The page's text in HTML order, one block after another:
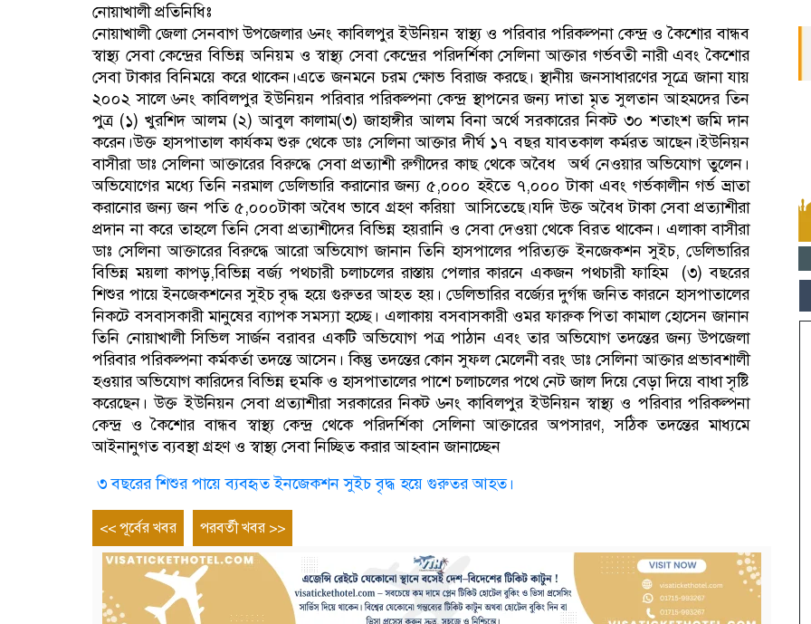
নোয়াখালী প্রতিনিধিঃ
নোয়াখালী জেলা সেনবাগ উপজেলার ৬নং কাবিলপুর ইউনিয়ন স্বাস্থ্য ও পরিবার পরিকল্পনা কেন্দ্র ও কৈশোর বান্ধব
স্বাস্থ্য সেবা কেন্দ্রের বিভিন্ন অনিয়ম ও স্বাস্থ্য সেবা কেন্দ্রের পরিদর্শিকা সেলিনা আক্তার গর্ভবতী নারী এবং কৈশোর
সেবা টাকার বিনিময়ে করে থাকেন।এতে জনমনে চরম ক্ষোভ বিরাজ করছে। স্থানীয় জনসাধারণের সূত্রে জানা যায়
২০০২ সালে ৬নং কাবিলপুর ইউনিয়ন পরিবার পরিকল্পনা কেন্দ্র স্থাপনের জন্য দাতা মৃত সুলতান আহমদের তিন
পুত্র (১) খুরশিদ আলম (২) আবুল কালাম(৩) জাহাঙ্গীর আলম বিনা অর্থে সরকারের নিকট ৩০ শতাংশ জমি দান
করেন।উক্ত হাসপাতাল কার্যকম শুরু থেকে ডাঃ সেলিনা আক্তার দীর্ঘ ১৭ বছর যাবতকাল কর্মরত আছেন।ইউনিয়ন
বাসীরা ডাঃ সেলিনা আক্তারের বিরুদ্ধে সেবা প্রত্যাশী রুগীদের কাছ থেকে অবৈধ অর্থ নেওয়ার অভিযোগ তুলেন।
অভিযোগের মধ্যে তিনি নরমাল ডেলিভারি করানোর জন্য ৫,০০০ হইতে ৭,০০০ টাকা এবং গর্ভকালীন গর্ভ ভ্রাতা
করানোর জন্য জন পতি ৫,০০০টাকা অবৈধ ভাবে গ্রহণ করিয়া আসিতেছে।যদি উক্ত অবৈধ টাকা সেবা প্রত্যাশীরা
প্রদান না করে তাহলে তিনি সেবা প্রত্যাশীদের বিভিন্ন হয়রানি ও সেবা দেওয়া থেকে বিরত থাকেন। এলাকা বাসীরা
ডাঃ সেলিনা আক্তারের বিরুদ্ধে আরো অভিযোগ জানান তিনি হাসপালের পরিত্যক্ত ইনজেকশন সুইচ, ডেলিভারির
বিভিন্ন ময়লা কাপড়,বিভিন্ন বর্জ্য পথচারী চলাচলের রাস্তায় পেলার কারনে একজন পথচারী ফাহিম (৩) বছরের
শিশুর পায়ে ইনজেকশনের সুইচ বৃদ্ধ হয়ে গুরুতর আহত হয়। ডেলিভারির বর্জ্যের দুর্গন্ধ জনিত কারনে হাসপাতালের
নিকটে বসবাসকারী মানুষের ব্যাপক সমস্যা হচ্ছে। এলাকায় বসবাসকারী ওমর ফারুক পিতা কামাল হোসেন জানান
তিনি নোয়াখালী সিভিল সার্জন বরাবর একটি অভিযোগ পত্র পাঠান এবং তার অভিযোগ তদন্তের জন্য উপজেলা
পরিবার পরিকল্পনা কর্মকর্তা তদন্তে আসেন। কিন্তু তদন্তের কোন সুফল মেলেনী বরং ডাঃ সেলিনা আক্তার প্রভাবশালী
হওয়ার অভিযোগ কারিদের বিভিন্ন হুমকি ও হাসপাতালের পাশে চলাচলের পথে নেট জাল দিয়ে বেড়া দিয়ে বাধা সৃষ্টি
করেছেন। উক্ত ইউনিয়ন সেবা প্রত্যাশীরা সরকারের নিকট ৬নং কাবিলপুর ইউনিয়ন স্বাস্থ্য ও পরিবার পরিকল্পনা
কেন্দ্র ও কৈশোর বান্ধব স্বাস্থ্য কেন্দ্র থেকে পরিদর্শিকা সেলিনা আক্তারের অপসারণ, সঠিক তদন্তের মাধ্যমে
আইনানুগত ব্যবস্থা গ্রহণ ও স্বাস্থ্য সেবা নিচ্ছিত করার আহবান জানাচ্ছেন
৩ বছরের শিশুর পায়ে ব্যবহৃত ইনজেকশন সুইচ বৃদ্ধ হয়ে গুরুতর আহত।
Post
navigation
<< পূর্বের খবর
Previous
entry
পরবর্তী খবর >>